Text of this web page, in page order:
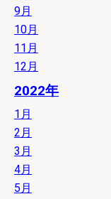
9月
10月
11月
12月
2022年
1月
2月
3月
4月
5月